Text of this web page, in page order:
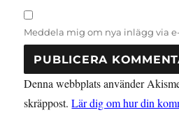
Meddela mig om nya inlägg via
Denna webbplats använder
skräppost.Lär dig om hur din